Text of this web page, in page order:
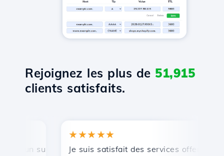
Rejoignez les plus de 51,915
clients satisfaits.
support technique rapide et efficace.
★★★★★
Je suis satisfait des services offerts par